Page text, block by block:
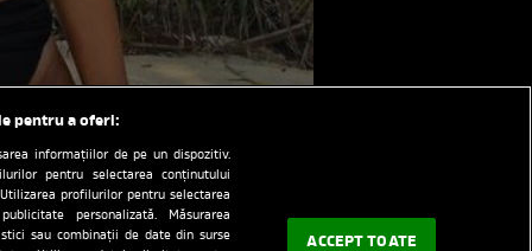
pentru a oferi:
informațiilor de pe un dispozitiv.
pentru selectarea conținutului
profilurilor pentru selectarea
personalizată. Măsurarea
sau combinații de date din surse
ACCEPT TOATE